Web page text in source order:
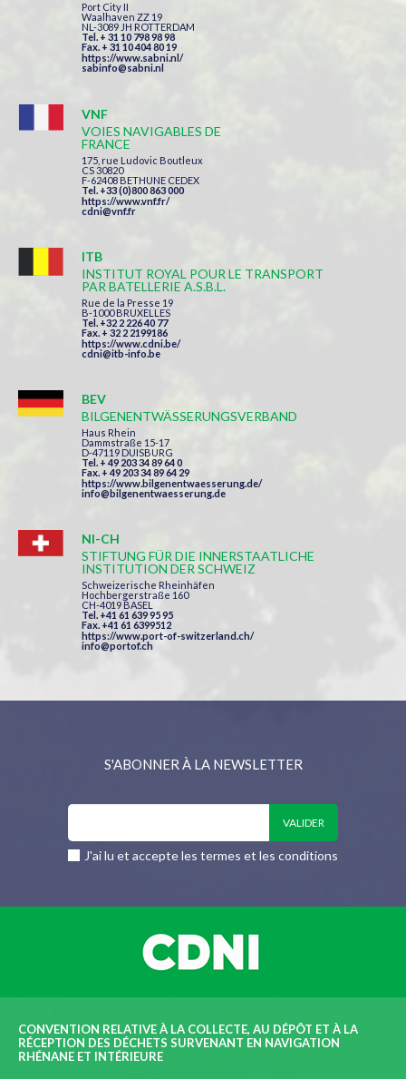
Port City II
Waalhaven ZZ 19
NL-3089 JH ROTTERDAM
Tel. + 31 10 798 98 98
Fax. + 31 10 404 80 19
https://www.sabni.nl/
sabinfo@sabni.nl
VNF
VOIES NAVIGABLES DE
FRANCE
175, rue Ludovic Boutleux
CS 30820
F-62408 BETHUNE CEDEX
Tel. +33 (0)800 863 000
https://www.vnf.fr/
cdni@vnf.fr
ITB
INSTITUT ROYAL POUR LE TRANSPORT
PAR BATELLERIE A.S.B.L.
Rue de la Presse 19
B-1000 BRUXELLES
Tel. +32 2 226 40 77
Fax. + 32 2 2199186
https://www.cdni.be/
cdni@itb-info.be
BEV
BILGENENTWÄSSERUNGSVERBAND
Haus Rhein
Dammstraße 15-17
D-47119 DUISBURG
Tel. + 49 203 34 89 64 0
Fax. + 49 203 34 89 64 29
https://www.bilgenentwaesserung.de/
info@bilgenentwaesserung.de
NI-CH
STIFTUNG FÜR DIE INNERSTAATLICHE
INSTITUTION DER SCHWEIZ
Schweizerische Rheinhäfen
Hochbergerstraße 160
CH-4019 BASEL
Tel. +41 61 639 95 95
Fax. +41 61 6399512
https://www.port-of-switzerland.ch/
info@portof.ch
S'ABONNER À LA NEWSLETTER
J'ai lu et accepte les termes et les conditions
CONVENTION RELATIVE À LA COLLECTE, AU DÉPÔT ET À LA
RÉCEPTION DES DÉCHETS SURVENANT EN NAVIGATION
RHÉNANE ET INTÉRIEURE